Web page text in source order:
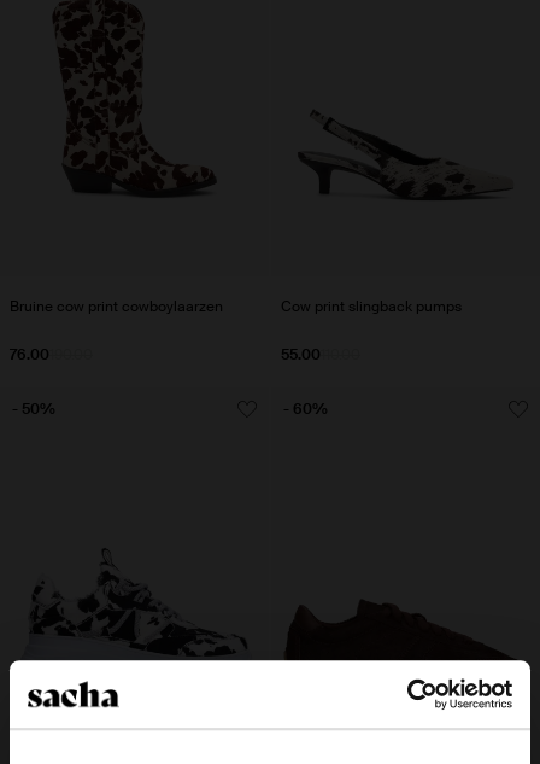
Bruine cow print cowboylaarzen
76.00
Cow print slingback pumps
55.00
- 50% - 60%